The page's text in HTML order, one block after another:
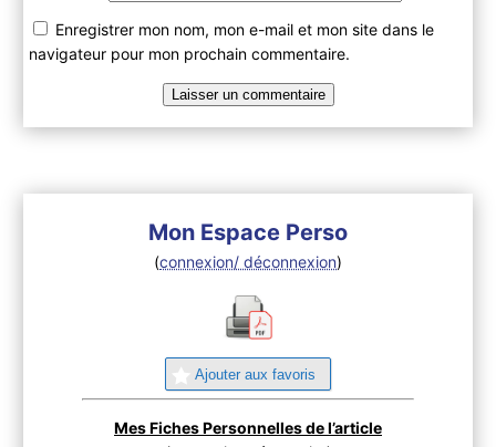
Enregistrer mon nom, mon e-mail et mon site dans le
navigateur pour mon prochain commentaire.
Mon Espace Perso
(connexion/ déconnexion)
Ajouter aux favoris
Mes Fiches Personnelles de l’article